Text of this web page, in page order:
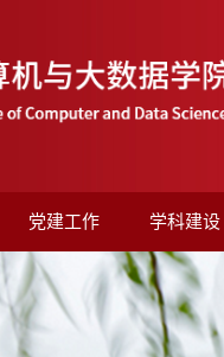
党建工作 学科建设